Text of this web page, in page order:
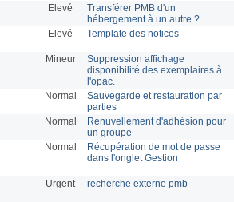
Elevé
Transférer PMB d'un
hébergement à un autre ?
Elevé Template des notices
Mineur
Suppression affichage
disponibilité des exemplaires à
l'opac.
Normal
Sauvegarde et restauration par
parties
Normal
Renuvellement d'adhésion pour
un groupe
Normal
Récupération de mot de passe
dans l'onglet Gestion
Urgent recherche externe pmb